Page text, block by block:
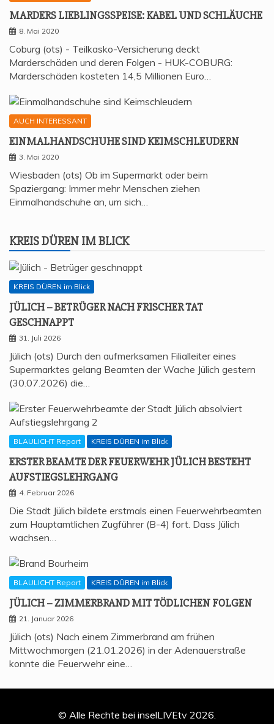
MAR­DERS LIEB­LINGS­SPEI­SE: KABEL UND SCHLÄUCHE
8. Mai 2020
Coburg (ots) - Teilkasko-Versicherung deckt
Marderschäden und deren Folgen - HUK-COBURG:
Marderschäden kosteten 14,5 Millionen Euro…
AUCH INTERESSANT
EIN­MAL­HAND­SCHU­HE SIND KEIMSCHLEUDERN
3. Mai 2020
Wiesbaden (ots) Ob im Supermarkt oder beim
Spaziergang: Immer mehr Menschen ziehen
Einmalhandschuhe an, um sich…
KREIS DÜREN IM BLICK
KREIS DÜREN im Blick
JÜLICH – BETRÜ­GER NACH FRI­SCHER TAT
GESCHNAPPT
31. Juli 2026
Jülich (ots) Durch den aufmerksamen Filialleiter eines
Supermarktes gelang Beamten der Wache Jülich gestern
(30.07.2026) die…
BLAULICHT Report KREIS DÜREN im Blick
ERS­TER BEAM­TE DER FEU­ER­WEHR JÜLICH BESTEHT
AUFSTIEGSLEHRGANG
4. Februar 2026
Die Stadt Jülich bildete erstmals einen Feuerwehrbeamten
zum Hauptamtlichen Zugführer (B-4) fort. Dass Jülich
wachsen…
BLAULICHT Report KREIS DÜREN im Blick
JÜLICH – ZIM­MER­BRAND MIT TÖD­LI­CHEN FOLGEN
21. Januar 2026
Jülich (ots) Nach einem Zimmerbrand am frühen
Mittwochmorgen (21.01.2026) in der Adenauerstraße
konnte die Feuerwehr eine…
© Alle Rechte bei inselLIVEtv 2026.